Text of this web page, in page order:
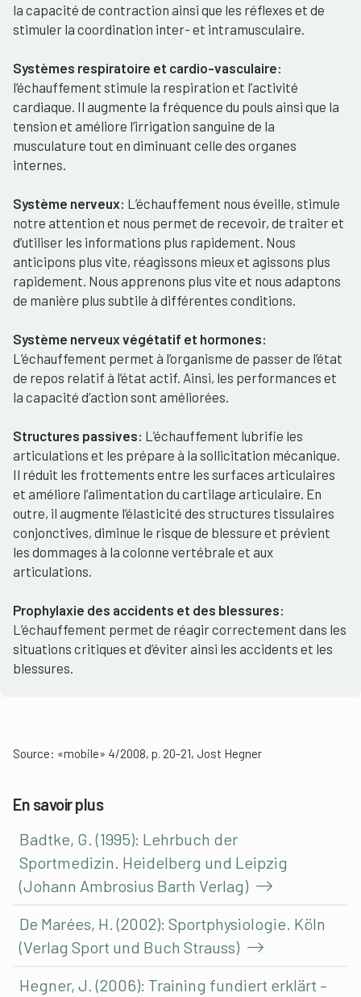
la capacité de contraction ainsi que les réflexes et de
stimuler la coordination inter- et intramusculaire.
Systèmes respiratoire et cardio-vasculaire:
l’échauffement stimule la respiration et l’activité
cardiaque. Il augmente la fréquence du pouls ainsi que la
tension et améliore l’irrigation sanguine de la
musculature tout en diminuant celle des organes
internes.
Système nerveux: L’échauffement nous éveille, stimule
notre attention et nous permet de recevoir, de traiter et
d’utiliser les informations plus rapidement. Nous
anticipons plus vite, réagissons mieux et agissons plus
rapidement. Nous apprenons plus vite et nous adaptons
de manière plus subtile à différentes conditions.
Système nerveux végétatif et hormones:
L’échauffement permet à l’organisme de passer de l’état
de repos relatif à l’état actif. Ainsi, les performances et
la capacité d’action sont améliorées.
Structures passives: L’échauffement lubrifie les
articulations et les prépare à la sollicitation mécanique.
Il réduit les frottements entre les surfaces articulaires
et améliore l’alimentation du cartilage articulaire. En
outre, il augmente l’élasticité des structures tissulaires
conjonctives, diminue le risque de blessure et prévient
les dommages à la colonne vertébrale et aux
articulations.
Prophylaxie des accidents et des blessures:
L’échauffement permet de réagir correctement dans les
situations critiques et d’éviter ainsi les accidents et les
blessures.
Source: «mobile» 4/2008, p. 20-21, Jost Hegner
En savoir plus
Badtke, G. (1995): Lehrbuch der
Sportmedizin. Heidelberg und Leipzig
(Johann Ambrosius Barth Verlag)
De Marées, H. (2002): Sportphysiologie. Köln
(Verlag Sport und Buch Strauss)
Hegner, J. (2006): Training fundiert erklärt –